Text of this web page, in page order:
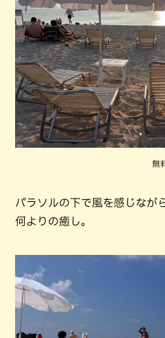
無
パラソルの下で風を感じなが
何よりの癒し。